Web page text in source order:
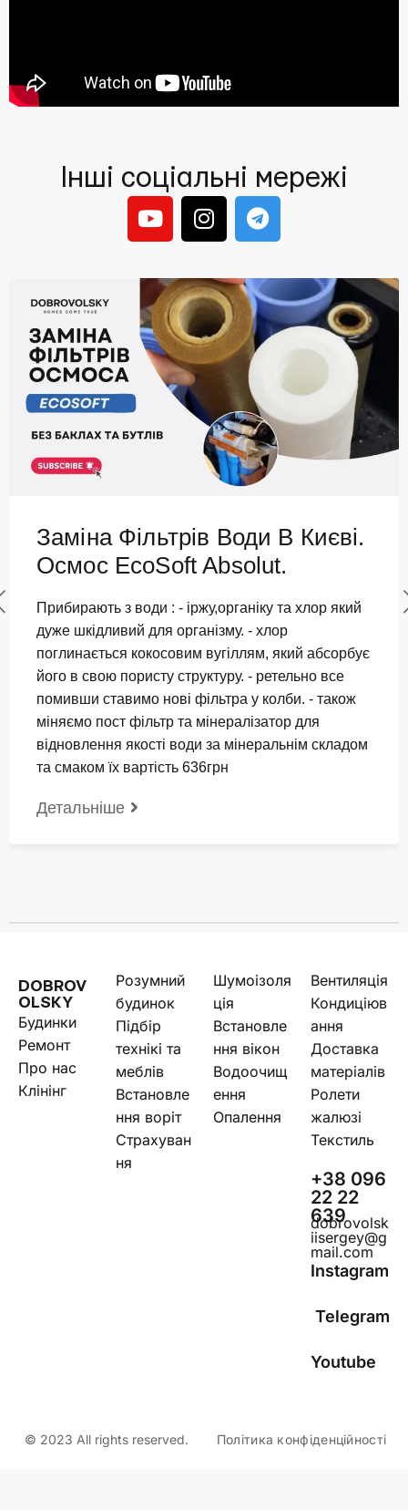
Інші соціальні мережі
Заміна Фільтрів Води В Києві.
Осмос EcoSoft Absolut.
Прибирають з води : - іржу,органіку та хлор який
дуже шкідливий для організму. - хлор
поглинається кокосовим вугіллям, який абсорбує
його в свою пористу структуру. - ретельно все
помивши ставимо нові фільтра у колби. - також
міняємо пост фільтр та мінералізатор для
відновлення якості води за мінеральнім складом
та смаком їх вартість 636грн
Детальніше
DOBROV
OLSKY
Будинки
Ремонт
Про нас
Клінінг
Розумний
будинок
Підбір
технікі та
меблів
Встановле
ння воріт
Страхуван
ня
Шумоізоля
ція
Встановле
ння вікон
Водоочищ
ення
Опалення
Вентиляція
Кондиціюв
ання
Доставка
матеріалів
Ролети
жалюзі
Текстиль
+38 096
22 22
639
dobrovolsk
iisergey@g
mail.com
Instagram
Telegram
Youtube
© 2023 All rights reserved. Політика конфіденційності